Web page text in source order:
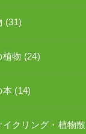
(31)
植物 (24)
本 (14)
クリング・植物